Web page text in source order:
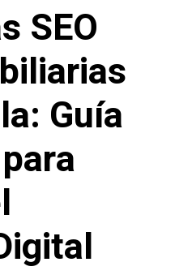
SEO
Guía